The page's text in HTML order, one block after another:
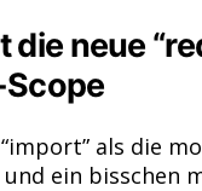
die neue
als die
ein bisschen